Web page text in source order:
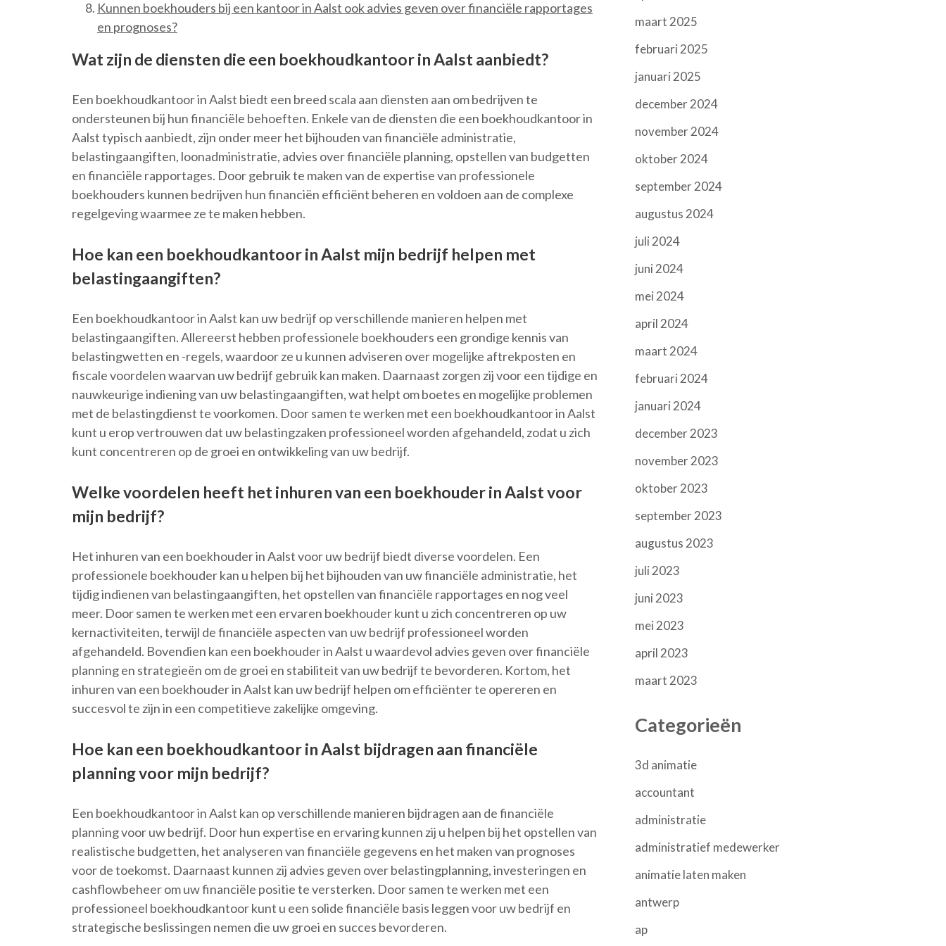
Kunnen boekhouders bij een kantoor in Aalst ook advies geven over financiële rapportages
en prognoses?
Wat zijn de diensten die een boekhoudkantoor in Aalst aanbiedt?
Een boekhoudkantoor in Aalst biedt een breed scala aan diensten aan om bedrijven te
ondersteunen bij hun financiële behoeften. Enkele van de diensten die een boekhoudkantoor in
Aalst typisch aanbiedt, zijn onder meer het bijhouden van financiële administratie,
belastingaangiften, loonadministratie, advies over financiële planning, opstellen van budgetten
en financiële rapportages. Door gebruik te maken van de expertise van professionele
boekhouders kunnen bedrijven hun financiën efficiënt beheren en voldoen aan de complexe
regelgeving waarmee ze te maken hebben.
Hoe kan een boekhoudkantoor in Aalst mijn bedrijf helpen met
belastingaangiften?
Een boekhoudkantoor in Aalst kan uw bedrijf op verschillende manieren helpen met
belastingaangiften. Allereerst hebben professionele boekhouders een grondige kennis van
belastingwetten en -regels, waardoor ze u kunnen adviseren over mogelijke aftrekposten en
fiscale voordelen waarvan uw bedrijf gebruik kan maken. Daarnaast zorgen zij voor een tijdige en
nauwkeurige indiening van uw belastingaangiften, wat helpt om boetes en mogelijke problemen
met de belastingdienst te voorkomen. Door samen te werken met een boekhoudkantoor in Aalst
kunt u erop vertrouwen dat uw belastingzaken professioneel worden afgehandeld, zodat u zich
kunt concentreren op de groei en ontwikkeling van uw bedrijf.
Welke voordelen heeft het inhuren van een boekhouder in Aalst voor
mijn bedrijf?
Het inhuren van een boekhouder in Aalst voor uw bedrijf biedt diverse voordelen. Een
professionele boekhouder kan u helpen bij het bijhouden van uw financiële administratie, het
tijdig indienen van belastingaangiften, het opstellen van financiële rapportages en nog veel
meer. Door samen te werken met een ervaren boekhouder kunt u zich concentreren op uw
kernactiviteiten, terwijl de financiële aspecten van uw bedrijf professioneel worden
afgehandeld. Bovendien kan een boekhouder in Aalst u waardevol advies geven over financiële
planning en strategieën om de groei en stabiliteit van uw bedrijf te bevorderen. Kortom, het
inhuren van een boekhouder in Aalst kan uw bedrijf helpen om efficiënter te opereren en
succesvol te zijn in een competitieve zakelijke omgeving.
Hoe kan een boekhoudkantoor in Aalst bijdragen aan financiële
planning voor mijn bedrijf?
Een boekhoudkantoor in Aalst kan op verschillende manieren bijdragen aan de financiële
planning voor uw bedrijf. Door hun expertise en ervaring kunnen zij u helpen bij het opstellen van
realistische budgetten, het analyseren van financiële gegevens en het maken van prognoses
voor de toekomst. Daarnaast kunnen zij advies geven over belastingplanning, investeringen en
cashflowbeheer om uw financiële positie te versterken. Door samen te werken met een
professioneel boekhoudkantoor kunt u een solide financiële basis leggen voor uw bedrijf en
strategische beslissingen nemen die uw groei en succes bevorderen.
maart 2025
februari 2025
januari 2025
december 2024
november 2024
oktober 2024
september 2024
augustus 2024
juli 2024
juni 2024
mei 2024
april 2024
maart 2024
februari 2024
januari 2024
december 2023
november 2023
oktober 2023
september 2023
augustus 2023
juli 2023
juni 2023
mei 2023
april 2023
maart 2023
Categorieën
3d animatie
accountant
administratie
administratief medewerker
animatie laten maken
antwerp
ap